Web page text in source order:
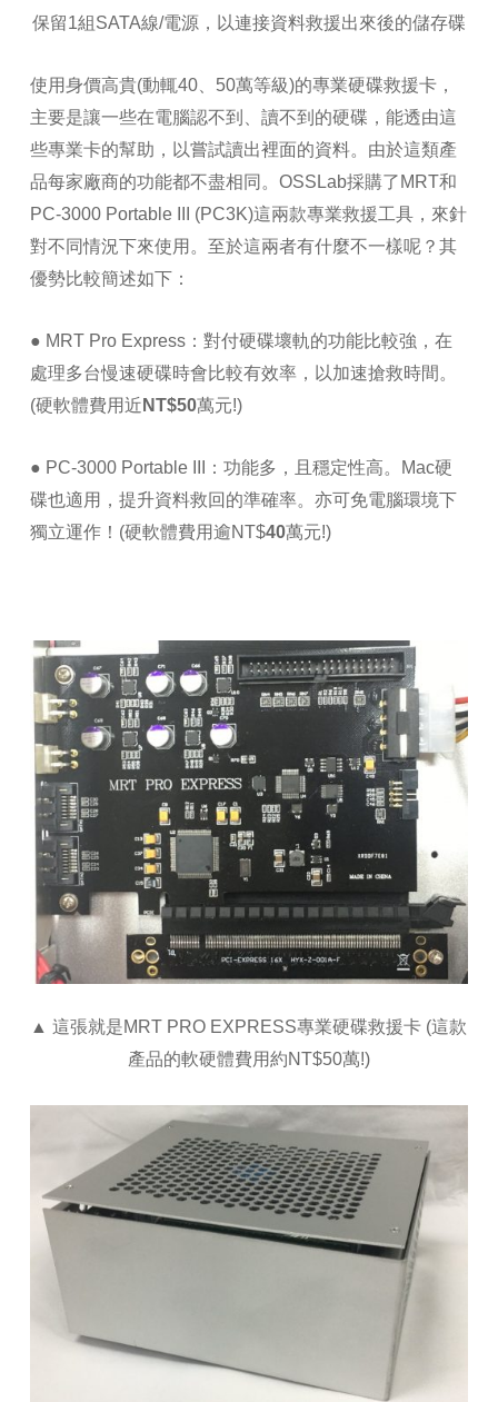
保留1組SATA線/電源，以連接資料救援出來後的儲存碟
使用身價高貴(動輒40、50萬等級)的專業硬碟救援卡，
主要是讓一些在電腦認不到、讀不到的硬碟，能透由這
些專業卡的幫助，以嘗試讀出裡面的資料。由於這類產
品每家廠商的功能都不盡相同。OSSLab採購了MRT和
PC-3000 Portable III (PC3K)這兩款專業救援工具，來針
對不同情況下來使用。至於這兩者有什麼不一樣呢？其
優勢比較簡述如下：
● MRT Pro Express：對付硬碟壞軌的功能比較強，在
處理多台慢速硬碟時會比較有效率，以加速搶救時間。
(硬軟體費用近 NT$50萬元!)
● PC-3000 Portable III：功能多，且穩定性高。Mac硬
碟也適用，提升資料救回的準確率。亦可免電腦環境下
獨立運作！(硬軟體費用逾NT$40萬元!)
▲ 這張就是MRT PRO EXPRESS專業硬碟救援卡 (這款
產品的軟硬體費用約NT$50萬!)